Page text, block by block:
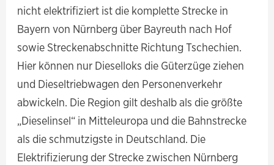
nicht elektrifiziert ist die komplette Strecke in
Bayern von Nürnberg über Bayreuth nach Hof
sowie Streckenabschnitte Richtung Tschechien.
Hier können nur Dieselloks die Güterzüge ziehen
und Dieseltriebwagen den Personenverkehr
abwickeln. Die Region gilt deshalb als die größte
„Dieselinsel“ in Mitteleuropa und die Bahnstrecke
als die schmutzigste in Deutschland. Die
Elektrifizierung der Strecke zwischen Nürnberg